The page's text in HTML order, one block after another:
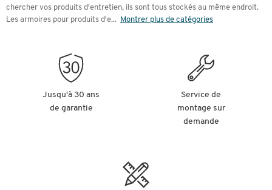
chercher vos produits d'entretien, ils sont tous stockés au même endroit.
Les armoires pour produits d'e... Montrer plus de catégories
Jusqu'à 30 ans
de garantie
Service de
montage sur
demande